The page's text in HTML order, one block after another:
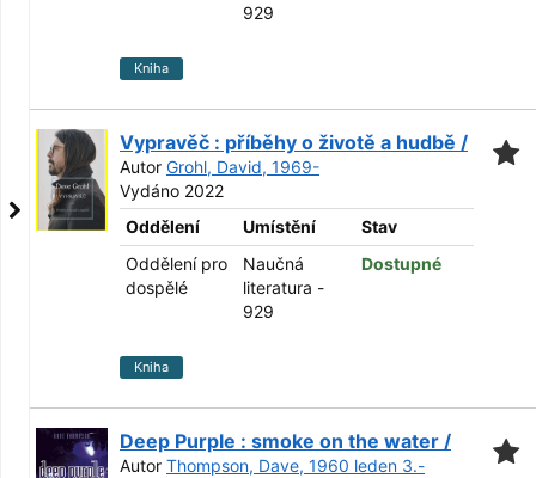
929
Kniha
Vypravěč : příběhy o životě a hudbě /
Autor Grohl, David, 1969-
Vydáno 2022
Oddělení
Umístění
Stav
Oddělení pro
dospělé
Naučná
literatura -
929
Dostupné
Kniha
Deep Purple : smoke on the water /
Autor Thompson, Dave, 1960 leden 3.-